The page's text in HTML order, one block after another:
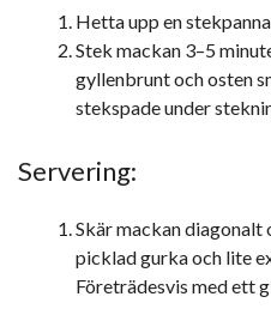
Hetta upp en
Stek mackan 3–5
gyllenbrunt och osten
stekspade under
Servering:
Skär mackan diagonalt
picklad gurka och lite
Företrädesvis med ett